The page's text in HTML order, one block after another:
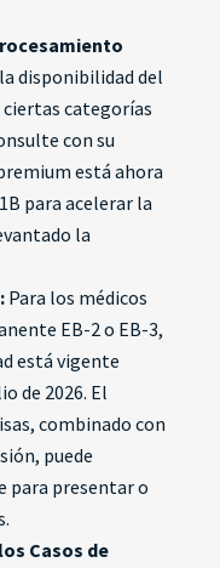
disponibilidad del
categorías
con su
está ahora
para acelerar la
la
Para los médicos
EB-2 o EB-3,
está vigente
de 2026. El
combinado con
puede
para presentar o
Casos de